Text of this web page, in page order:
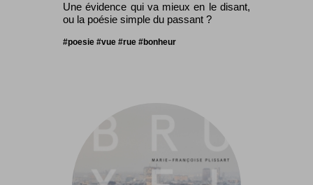
Une évidence qui va mieux en le disant,
ou la poésie simple du passant ?
#poesie #vue #rue #bonheur